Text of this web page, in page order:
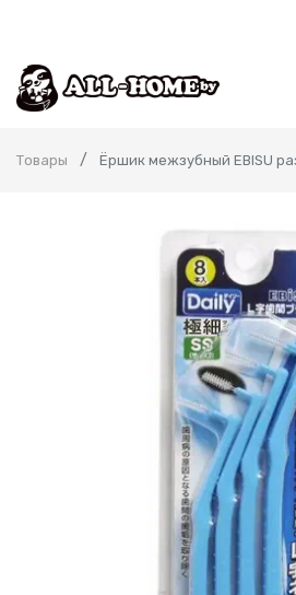
Товары Ёршик межзубный EBISU